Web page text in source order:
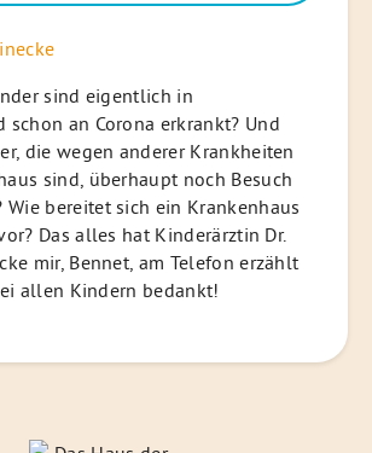
sind eigentlich in
schon an Corona erkrankt? Und
die wegen anderer Krankheiten
sind, überhaupt noch Besuch
Wie bereitet sich ein Krankenhaus
Das alles hat Kinderärztin Dr.
mir, Bennet, am Telefon erzählt
allen Kindern bedankt!